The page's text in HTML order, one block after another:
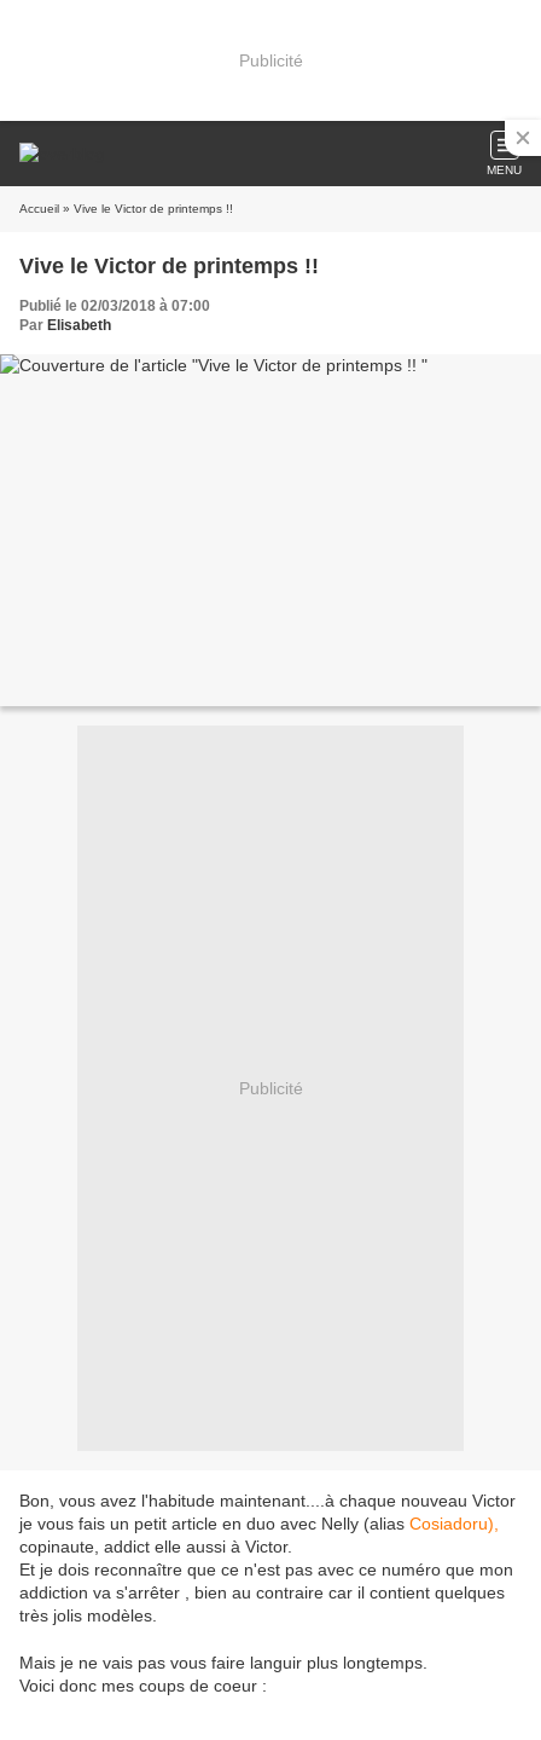
Publicité
MENU
Accueil » Vive le Victor de printemps !!
Vive le Victor de printemps !!
Publié le 02/03/2018 à 07:00
Par Elisabeth
Publicité
Bon, vous avez l'habitude maintenant....à chaque nouveau Victor
je vous fais un petit article en duo avec Nelly (alias Cosiadoru),
copinaute, addict elle aussi à Victor.
Et je dois reconnaître que ce n'est pas avec ce numéro que mon
addiction va s'arrêter , bien au contraire car il contient quelques
très jolis modèles.
Mais je ne vais pas vous faire languir plus longtemps.
Voici donc mes coups de coeur :